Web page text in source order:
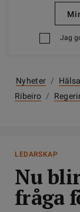
Jag
Nyheter / Hälsa
Ribeiro /
LEDARSKAP
Nu
fråga